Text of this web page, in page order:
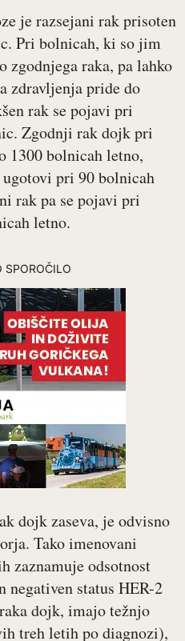
je razsejani rak prisoten
Pri bolnicah, ki so jim
zgodnjega raka, pa lahko
zdravljenja pride do
rak se pojavi pri
Zgodnji rak dojk pri
1300 bolnicah letno,
pri 90 bolnicah
rak pa se pojavi pri
letno.
SPOROČILO
dojk zaseva, je odvisno
Tako imenovani
zaznamuje odsotnost
status HER-2
dojk, imajo težnjo
treh letih po diagnozi),